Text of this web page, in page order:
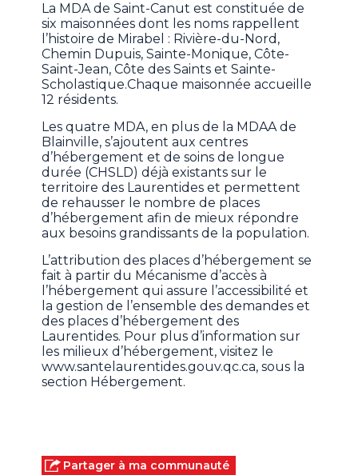
La MDA de Saint-Canut est constituée de
six maisonnées dont les noms rappellent
l’histoire de Mirabel : Rivière-du-Nord,
Chemin Dupuis, Sainte-Monique, Côte-
Saint-Jean, Côte des Saints et Sainte-
Scholastique.Chaque maisonnée accueille
12 résidents.
Les quatre MDA, en plus de la MDAA de
Blainville, s’ajoutent aux centres
d’hébergement et de soins de longue
durée (CHSLD) déjà existants sur le
territoire des Laurentides et permettent
de rehausser le nombre de places
d’hébergement afin de mieux répondre
aux besoins grandissants de la population.
L’attribution des places d’hébergement se
fait à partir du Mécanisme d’accès à
l’hébergement qui assure l’accessibilité et
la gestion de l’ensemble des demandes et
des places d’hébergement des
Laurentides. Pour plus d’information sur
les milieux d’hébergement, visitez le
www.santelaurentides.gouv.qc.ca, sous la
section Hébergement.
Partager à ma communauté